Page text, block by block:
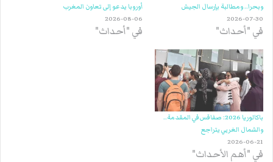
وبحرا.. ومطالبة بإرسال الجيش
2026-07-30
في "أحداث"
أوروبا يدعو إلى تعاون المغرب
2026-08-06
في "أحداث"
باكالوريا 2026: صفاقس في المقدمة..
والشمال الغربي يتراجع
2026-06-21
في "أهم الأحداث"